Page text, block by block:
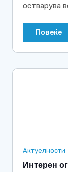
остварува
Повеќе
Актуелности
Интерен